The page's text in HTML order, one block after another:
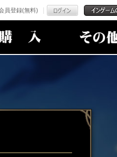
員登録(無料)